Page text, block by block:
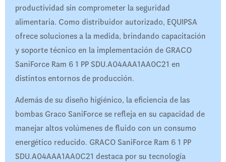
productividad sin comprometer la seguridad
alimentaria. Como distribuidor autorizado, EQUIPSA
ofrece soluciones a la medida, brindando capacitación
y soporte técnico en la implementación de GRACO
SaniForce Ram 6 1 PP SDU.A04AAA1AA0C21 en
distintos entornos de producción.
Además de su diseño higiénico, la eficiencia de las
bombas Graco SaniForce se refleja en su capacidad de
manejar altos volúmenes de fluido con un consumo
energético reducido. GRACO SaniForce Ram 6 1 PP
SDU.A04AAA1AA0C21 destaca por su tecnología